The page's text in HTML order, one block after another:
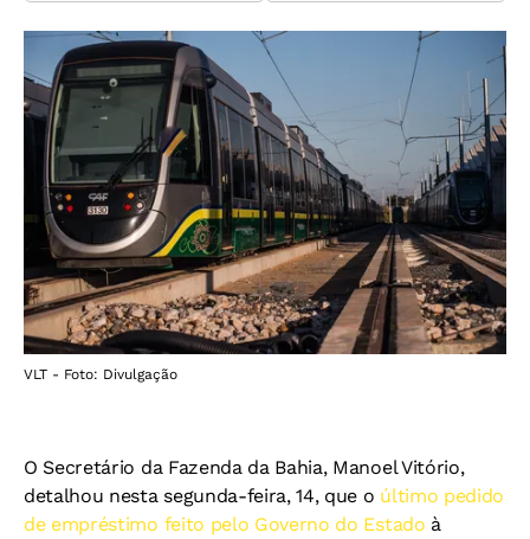
VLT - Foto: Divulgação
O Secretário da Fazenda da Bahia, Manoel Vitório,
detalhou nesta segunda-feira, 14, que o último pedido
de empréstimo feito pelo Governo do Estado à